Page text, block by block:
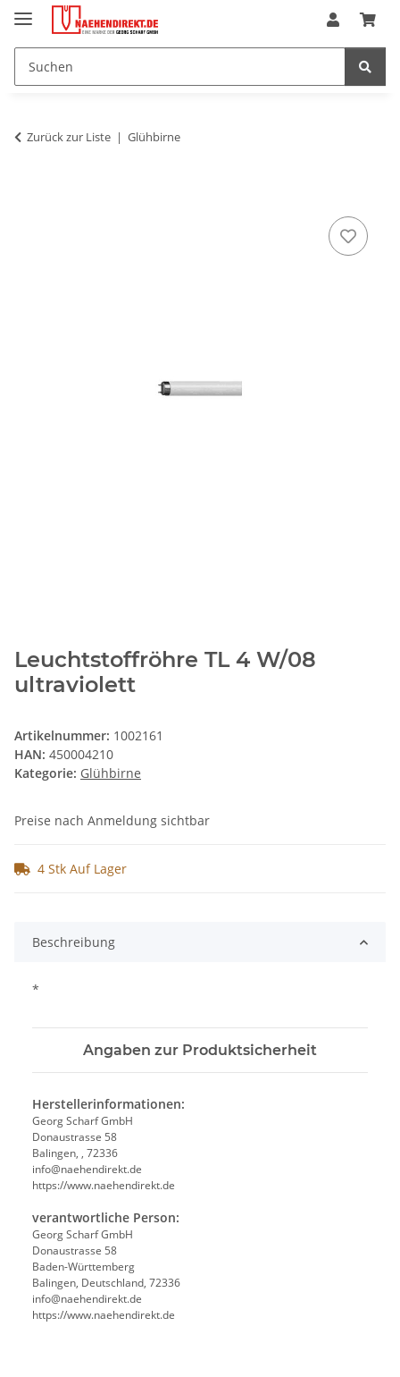
Zurück zur Liste Glühbirne
Leuchtstoffröhre TL 4 W/08
ultraviolett
Artikelnummer: 1002161
HAN: 450004210
Kategorie: Glühbirne
Preise nach Anmeldung sichtbar
4 Stk Auf Lager
Beschreibung
*
Angaben zur Produktsicherheit
Herstellerinformationen:
Georg Scharf GmbH
Donaustrasse 58
Balingen, , 72336
info@naehendirekt.de
https://www.naehendirekt.de
verantwortliche Person:
Georg Scharf GmbH
Donaustrasse 58
Baden-Württemberg
Balingen, Deutschland, 72336
info@naehendirekt.de
https://www.naehendirekt.de